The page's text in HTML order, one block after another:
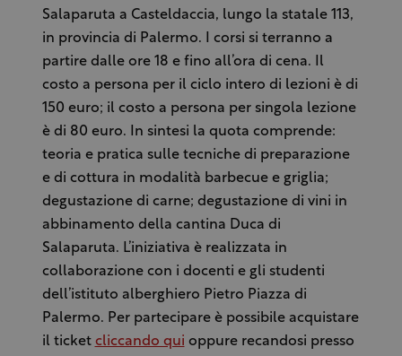
Salaparuta a Casteldaccia, lungo la statale 113,
in provincia di Palermo. I corsi si terranno a
partire dalle ore 18 e fino all’ora di cena. Il
costo a persona per il ciclo intero di lezioni è di
150 euro; il costo a persona per singola lezione
è di 80 euro. In sintesi la quota comprende:
teoria e pratica sulle tecniche di preparazione
e di cottura in modalità barbecue e griglia;
degustazione di carne; degustazione di vini in
abbinamento della cantina Duca di
Salaparuta. L’iniziativa è realizzata in
collaborazione con i docenti e gli studenti
dell’istituto alberghiero Pietro Piazza di
Palermo. Per partecipare è possibile acquistare
il ticket cliccando qui oppure recandosi presso